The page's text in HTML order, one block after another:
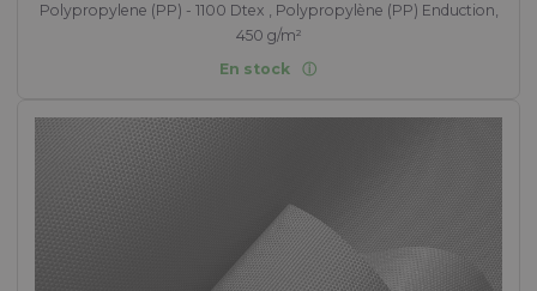
Polypropylene (PP) - 1100 Dtex , Polypropylène (PP) Enduction,
450 g/m²
En stock